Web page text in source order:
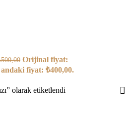
500,00 Orijinal fiyat:
andaki fiyat: ₺400,00.
olarak etiketlendi